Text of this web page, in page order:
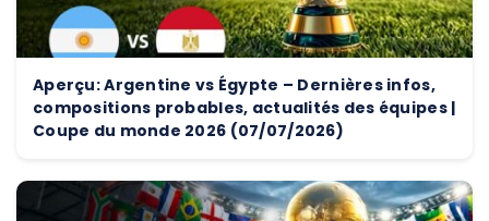
Aperçu: Argentine vs Égypte – Dernières infos,
compositions probables, actualités des équipes |
Coupe du monde 2026 (07/07/2026)